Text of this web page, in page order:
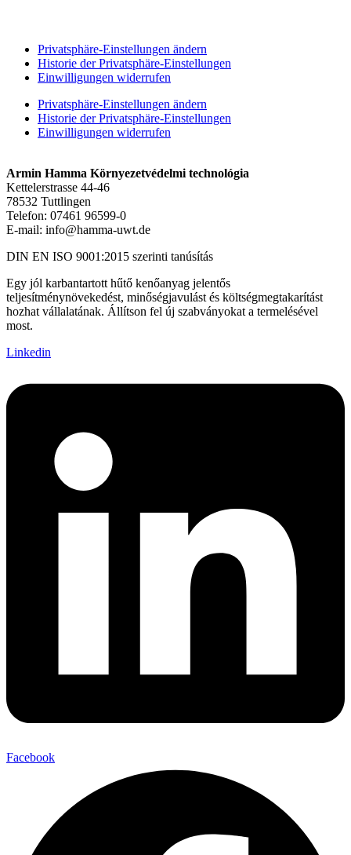
Privatsphäre-Einstellungen ändern
Historie der Privatsphäre-Einstellungen
Einwilligungen widerrufen
Privatsphäre-Einstellungen ändern
Historie der Privatsphäre-Einstellungen
Einwilligungen widerrufen
Armin Hamma Környezetvédelmi technológia
Kettelerstrasse 44-46
78532 Tuttlingen
Telefon: 07461 96599-0
E-mail: info@hamma-uwt.de
DIN EN ISO 9001:2015 szerinti tanúsítás
Egy jól karbantartott hűtő kenőanyag jelentős
teljesítménynövekedést, minőségjavulást és költségmegtakarítást
hozhat vállalatának. Állítson fel új szabványokat a termelésével
most.
Linkedin
Facebook